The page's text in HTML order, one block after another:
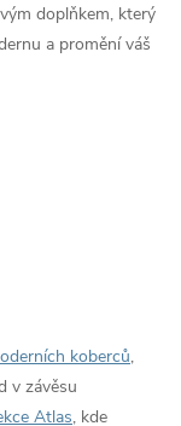
doplňkem, který
a promění váš
koberců,
v závěsu
Atlas, kde